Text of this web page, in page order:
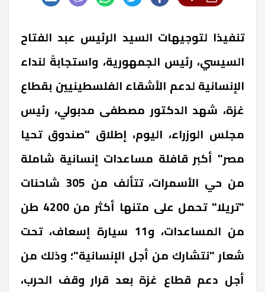
تنفيذا لتوجيهات السيد الرئيس عبد الفتاح
السيسي، رئيس الجمهورية، واستجابةً لنداء
الإنسانية لدعم الأشقاء الفلسطينيين بقطاع
غزة، شهد الدكتور مصطفى مدبولي، رئيس
مجلس الوزراء، اليوم، إطلاق "صندوق تحيا
مصر" أكبر قافلة مساعدات إنسانية شاملة
من حي الأسمرات، تتألف من 305 شاحنات
"تريلا" تحمل على متنها أكثر من 4200 طن
من المساعدات، و11 سيارة إسعاف، تحت
شعار "نتشارك من أجل الإنسانية"؛ وذلك من
أجل دعم قطاع غزة بعد قرار وقف الحرب،